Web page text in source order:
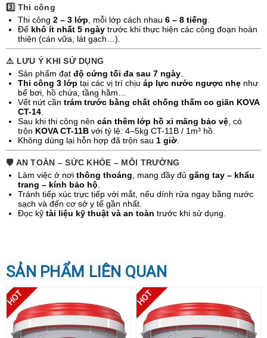
3️⃣ Thi công
Thi công 2 – 3 lớp, mỗi lớp cách nhau 6 – 8 tiếng.
Để khô ít nhất 5 ngày trước khi thực hiện các công đoạn hoàn
thiện (cán vữa, lát gạch…).
⚠️ LƯU Ý KHI SỬ DỤNG
Sản phẩm đạt độ cứng tối đa sau 7 ngày.
Thi công 3 lớp tại các vị trí chịu áp lực nước ngược nhẹ như
bể bơi, hồ chứa, tầng hầm…
Vết nứt cần trám trước bằng chất chống thấm co giãn KOVA
CT-14.
Sau khi thi công nên cán thêm lớp hồ xi măng bảo vệ, có
trộn KOVA CT-11B với tỷ lệ: 4–5kg CT-11B / 1m³ hồ.
Không dùng lại hỗn hợp đã trộn sau 1 giờ.
🛡️AN TOÀN – SỨC KHỎE – MÔI TRƯỜNG
Làm việc ở nơi thông thoáng, mang đầy đủ găng tay – khẩu
trang – kính bảo hộ.
Tránh tiếp xúc trực tiếp với mắt, nếu dính rửa ngay bằng nước
sạch và đến cơ sở y tế gần nhất.
Đọc kỹ tài liệu kỹ thuật và an toàn trước khi sử dụng.
SẢN PHẨM LIÊN QUAN